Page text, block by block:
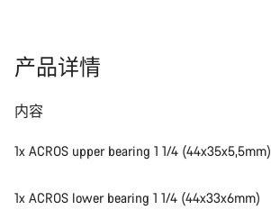
产品详情
内容
1x ACROS upper bearing 1 1/4 (44x35x5,5mm)
1x ACROS lower bearing 1 1/4 (44x33x6mm)